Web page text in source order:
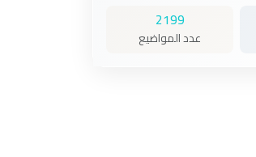
2199
عدد المواضيع